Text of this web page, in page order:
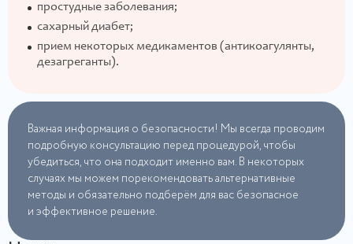
простудные заболевания;
сахарный диабет;
прием некоторых медикаментов (антикоагулянты,
дезагреганты).
Важная информация о безопасности! Мы всегда проводим
подробную консультацию перед процедурой, чтобы
убедиться, что она подходит именно вам. В некоторых
случаях мы можем порекомендовать альтернативные
методы и обязательно подберём для вас безопасное
и эффективное решение.